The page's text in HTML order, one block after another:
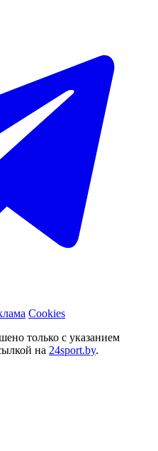
Cookies
только с указанием
на 24sport.by.